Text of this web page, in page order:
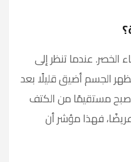
عندما تنظر إلى
الجسم أضيق قليلًا بعد
مستقيمًا من الكتف
فهذا مؤشر أن